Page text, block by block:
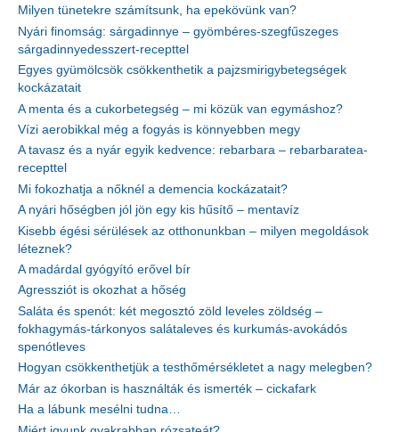
Milyen tünetekre számítsunk, ha epekövünk van?
Nyári finomság: sárgadinnye – gyömbéres-szegfűszeges
sárgadinnyedesszert-recepttel
Egyes gyümölcsök csökkenthetik a pajzsmirigybetegségek
kockázatait
A menta és a cukorbetegség – mi közük van egymáshoz?
Vízi aerobikkal még a fogyás is könnyebben megy
A tavasz és a nyár egyik kedvence: rebarbara – rebarbaratea-
recepttel
Mi fokozhatja a nőknél a demencia kockázatait?
A nyári hőségben jól jön egy kis hűsítő – mentavíz
Kisebb égési sérülések az otthonunkban – milyen megoldások
léteznek?
A madárdal gyógyító erővel bír
Agressziót is okozhat a hőség
Saláta és spenót: két megosztó zöld leveles zöldség –
fokhagymás-tárkonyos salátaleves és kurkumás-avokádós
spenótleves
Hogyan csökkenthetjük a testhőmérsékletet a nagy melegben?
Már az ókorban is használták és ismerték – cickafark
Ha a lábunk mesélni tudna…